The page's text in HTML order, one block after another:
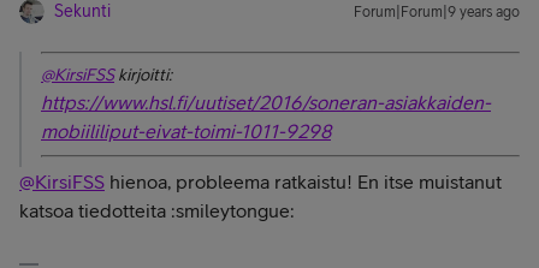
Sekunti Forum|Forum|9 years ago
@KirsiFSSkirjoitti:
https://www.hsl.fi/uutiset/2016/soneran-asiakkaiden-
mobiililiput-eivat-toimi-1011-9298
@KirsiFSS hienoa, probleema ratkaistu! En itse muistanut
katsoa tiedotteita :smileytongue: